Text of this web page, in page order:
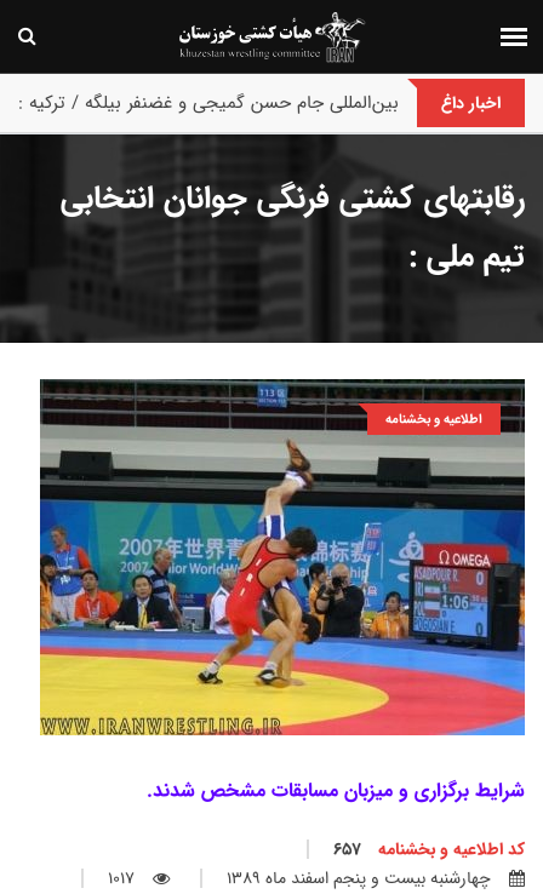
اخبار داغ
پایان رقابت های بین‌المللی جام حسن گمیجی و غضنفر بیلگه / ترکیه :
رقابتهای کشتی فرنگی جوانان انتخابی
تیم ملی :
اطلاعیه و بخشنامه
شرایط برگزاری و میزبان مسابقات مشخص شدند.
کد اطلاعیه و بخشنامه
چهارشنبه بيست و پنجم اسفند ماه 1389
1017